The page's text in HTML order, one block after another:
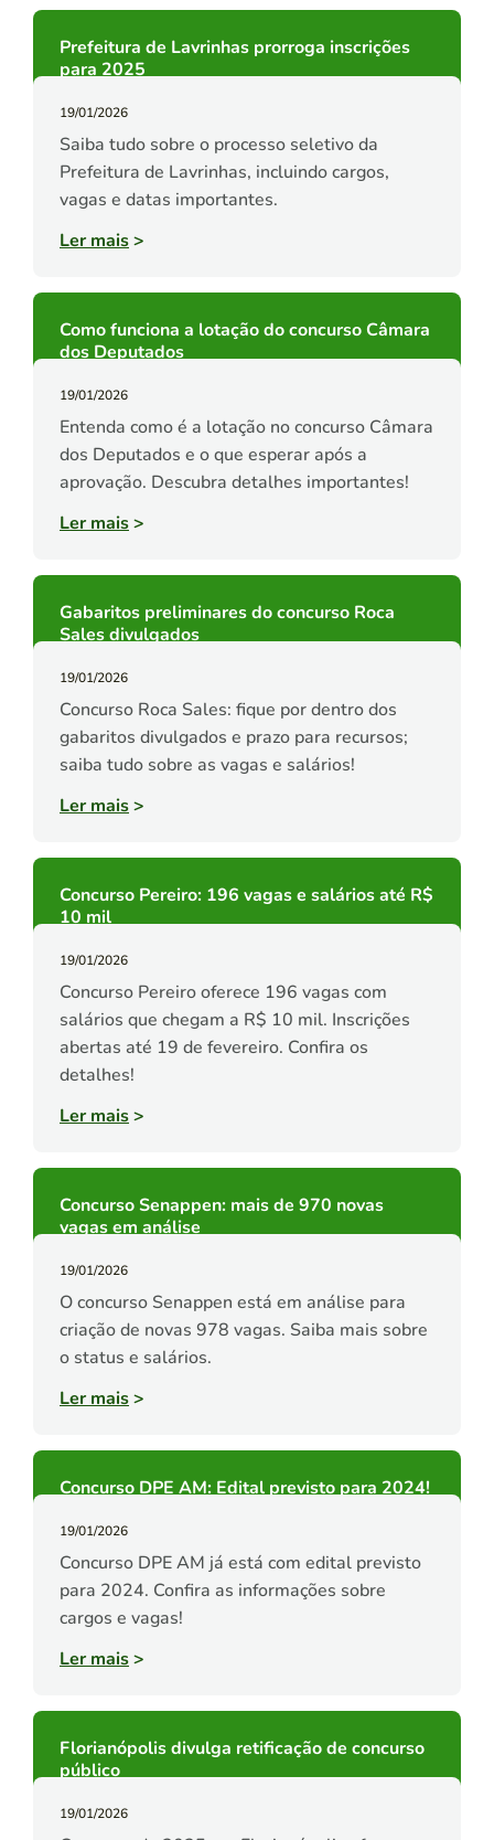
Prefeitura de Lavrinhas prorroga inscrições
para 2025
19/01/2026
Saiba tudo sobre o processo seletivo da
Prefeitura de Lavrinhas, incluindo cargos,
vagas e datas importantes.
Ler mais>
Como funciona a lotação do concurso Câmara
dos Deputados
19/01/2026
Entenda como é a lotação no concurso Câmara
dos Deputados e o que esperar após a
aprovação. Descubra detalhes importantes!
Ler mais>
Gabaritos preliminares do concurso Roca
Sales divulgados
19/01/2026
Concurso Roca Sales: fique por dentro dos
gabaritos divulgados e prazo para recursos;
saiba tudo sobre as vagas e salários!
Ler mais>
Concurso Pereiro: 196 vagas e salários até R$
10 mil
19/01/2026
Concurso Pereiro oferece 196 vagas com
salários que chegam a R$ 10 mil. Inscrições
abertas até 19 de fevereiro. Confira os
detalhes!
Ler mais>
Concurso Senappen: mais de 970 novas
vagas em análise
19/01/2026
O concurso Senappen está em análise para
criação de novas 978 vagas. Saiba mais sobre
o status e salários.
Ler mais>
Concurso DPE AM: Edital previsto para 2024!
19/01/2026
Concurso DPE AM já está com edital previsto
para 2024. Confira as informações sobre
cargos e vagas!
Ler mais>
Florianópolis divulga retificação de concurso
público
19/01/2026